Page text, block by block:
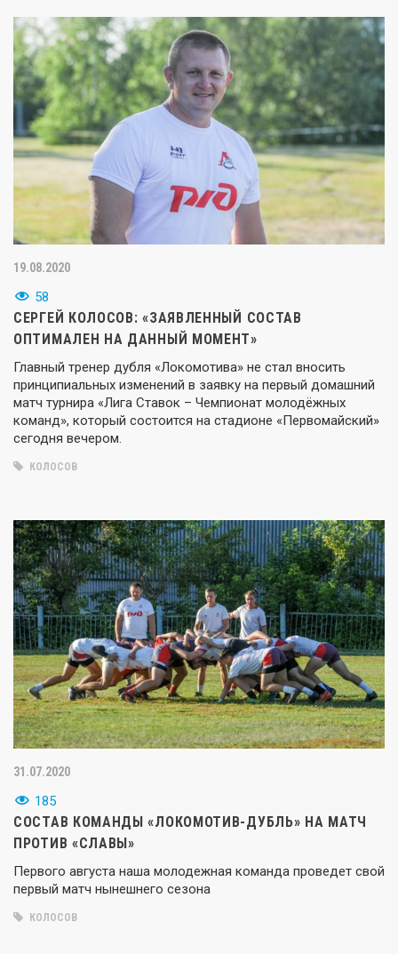
19.08.2020
58
СЕРГЕЙ КОЛОСОВ: «ЗАЯВЛЕННЫЙ СОСТАВ
ОПТИМАЛЕН НА ДАННЫЙ МОМЕНТ»
Главный тренер дубля «Локомотива» не стал вносить
принципиальных изменений в заявку на первый домашний
матч турнира «Лига Ставок – Чемпионат молодёжных
команд», который состоится на стадионе «Первомайский»
сегодня вечером.
КОЛОСОВ
31.07.2020
185
СОСТАВ КОМАНДЫ «ЛОКОМОТИВ-ДУБЛЬ» НА МАТЧ
ПРОТИВ «СЛАВЫ»
Первого августа наша молодежная команда проведет свой
первый матч нынешнего сезона
КОЛОСОВ